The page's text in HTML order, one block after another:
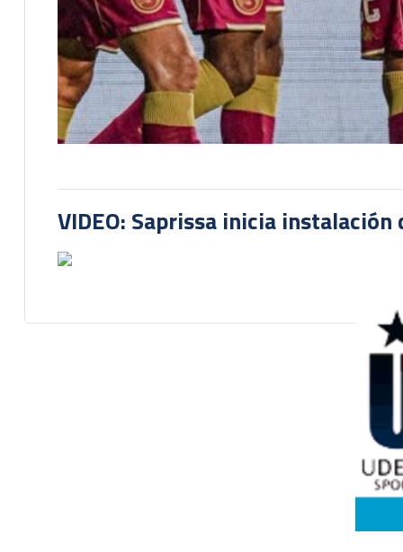
VIDEO: Saprissa inicia